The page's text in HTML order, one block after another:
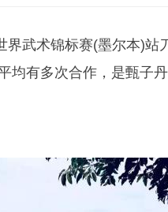
武术锦标赛(墨尔本)站
均有多次合作，是甄子